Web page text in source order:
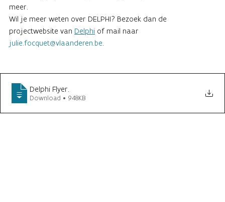
meer.
Wil je meer weten over DELPHI? Bezoek dan de
projectwebsite van Delphi of mail naar
julie.focquet@vlaanderen.be.
Delphi Flyer
Download • 948KB